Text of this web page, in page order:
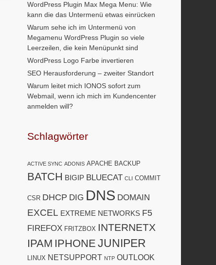
WordPress Plugin Max Mega Menu: Wie
kann die das Untermenü etwas einrücken
Warum sehe ich im Untermenü von
Megamenu WordPress Plugin so viele
Leerzeilen, die kein Menüpunkt sind
WordPress Logo Farbe invertieren
SEO Herausforderung – zweiter Standort
Warum leitet mich IONOS sofort zum
Webmail, wenn ich mich im Kundencenter
anmelden will?
Schlagwörter
ACTIVE SYNC ADONIS APACHE BACKUP
BATCH BIGIP BLUECAT CLI COMMIT
CSR DHCP DIG DNS DOMAIN
EXCEL EXTREME NETWORKS F5
FIREFOX FRITZBOX INTERNETX
IPAM IPHONE JUNIPER
LINUX NETSUPPORT NTP OUTLOOK